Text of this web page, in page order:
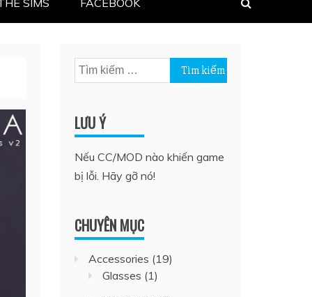
Tìm
kiếm
LƯU Ý
Nếu CC/MOD nào khiến game
bị lỗi. Hãy gỡ nó!
CHUYÊN MỤC
Accessories (19)
Glasses (1)